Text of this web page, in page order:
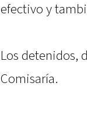
efectivo y
Los detenidos,
Comisaría.